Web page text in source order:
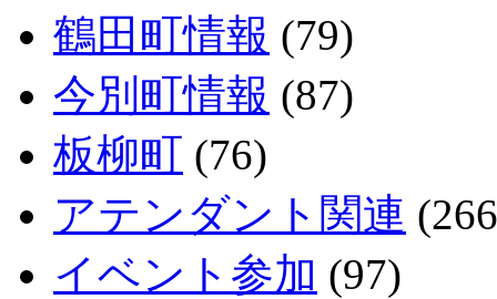
鶴田町情報 (79)
今別町情報 (87)
板柳町 (76)
アテンダント関連
イベント参加 (97)